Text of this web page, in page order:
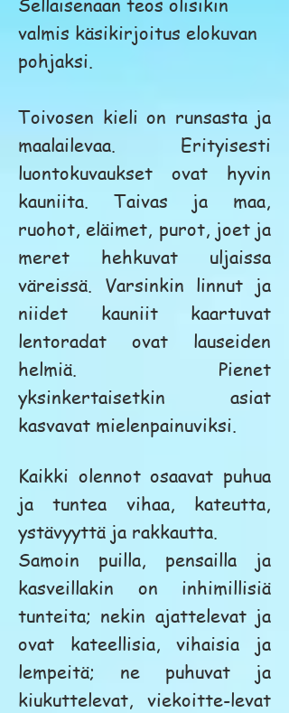
Sellaisenaan teos olisikin
valmis käsikirjoitus elokuvan
pohjaksi.
Toivosen kieli on runsasta ja
maalailevaa. Erityisesti
luontokuvaukset ovat hyvin
kauniita. Taivas ja maa,
ruohot, eläimet, purot, joet ja
meret hehkuvat uljaissa
väreissä. Varsinkin linnut ja
niidet kauniit kaartuvat
lentoradat ovat lauseiden
helmiä. Pienet
yksinkertaisetkin asiat
kasvavat mielenpainuviksi.
Kaikki olennot osaavat puhua
ja tuntea vihaa, kateutta,
ystävyyttä ja rakkautta.
Samoin puilla, pensailla ja
kasveillakin on inhimillisiä
tunteita; nekin ajattelevat ja
ovat kateellisia, vihaisia ja
lempeitä; ne puhuvat ja
kiukuttelevat, viekoitte-levat